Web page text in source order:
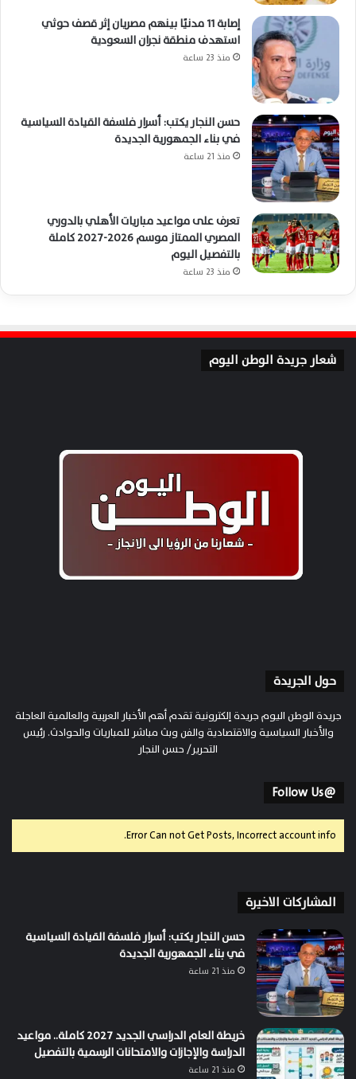
إصابة 11 مدنيًا بينهم مصريان إثر قصف حوثي
استهدف منطقة نجران السعودية
منذ 23 ساعة
حسن النجار يكتب: أسرار فلسفة القيادة السياسية
في بناء الجمهورية الجديدة
منذ 21 ساعة
تعرف على مواعيد مباريات الأهلي بالدوري
المصري الممتاز موسم 2026-2027 كاملة
بالتفصيل اليوم
منذ 23 ساعة
شعار جريدة الوطن اليوم
حول الجريدة
جريدة الوطن اليوم جريدة إلكترونية تقدم أهم الأخبار العربية والعالمية العاجلة
والأخبار السياسية والاقتصادية والفن وبث مباشر للمباريات والحوادث. رئيس
التحرير/ حسن النجار
@Follow Us
Error Can not Get Posts, Incorrect account info.
المشاركات الاخيرة
حسن النجار يكتب: أسرار فلسفة القيادة السياسية
في بناء الجمهورية الجديدة
منذ 21 ساعة
خريطة العام الدراسي الجديد 2027 كاملة.. مواعيد
الدراسة والإجازات والامتحانات الرسمية بالتفصيل
منذ 21 ساعة